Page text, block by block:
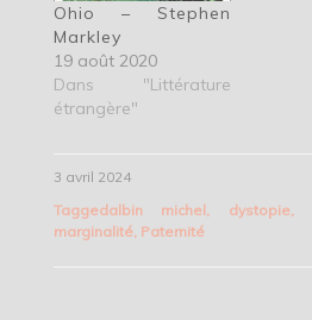
Ohio – Stephen
Markley
19 août 2020
Dans "Littérature
étrangère"
3 avril 2024
Taggedalbin michel dystopie,
marginalité Paternité